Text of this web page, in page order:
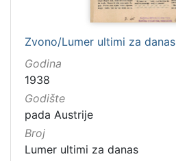
Zvono/Lumer ultimi za danas
Godina
1938
Godište
pada Austrije
Broj
Lumer ultimi za danas